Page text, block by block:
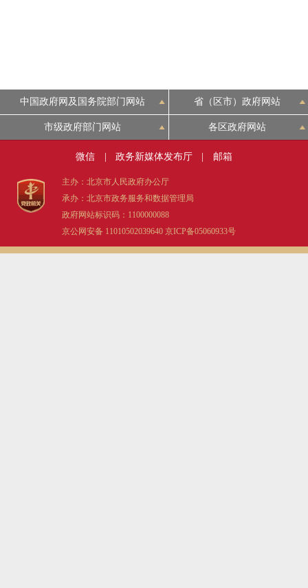
中国政府网及国务院部门网站 省（区市）政府网站
市级政府部门网站 各区政府网站
微信 政务新媒体发布厅 邮箱
主办：北京市人民政府办公厅
承办：北京市政务服务和数据管理局
政府网站标识码：1100000088
京公网安备 11010502039640 京ICP备05060933号